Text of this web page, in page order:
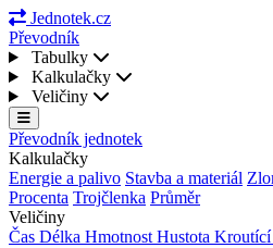
Jednotek.cz
Převodník
Tabulky
Kalkulačky
Veličiny
Převodník jednotek
Kalkulačky
Energie a palivo Stavba a materiál
Procenta Trojčlenka Průměr
Veličiny
Čas Délka Hmotnost Hustota Kroutící